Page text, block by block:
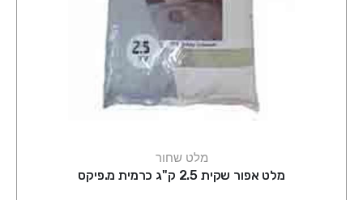
מלט שחור
מלט אפור שקית 2.5 ק"ג כרמית מ.פיקס